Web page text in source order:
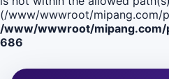
(/www/wwwroot/mipang.com/
/www/wwwroot/mipang.com/
686